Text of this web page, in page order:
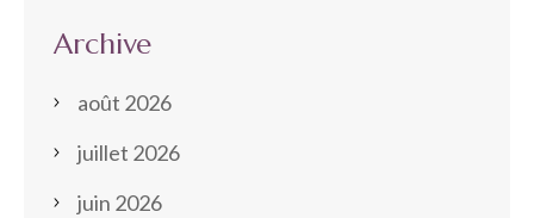
Archive
août 2026
juillet 2026
juin 2026